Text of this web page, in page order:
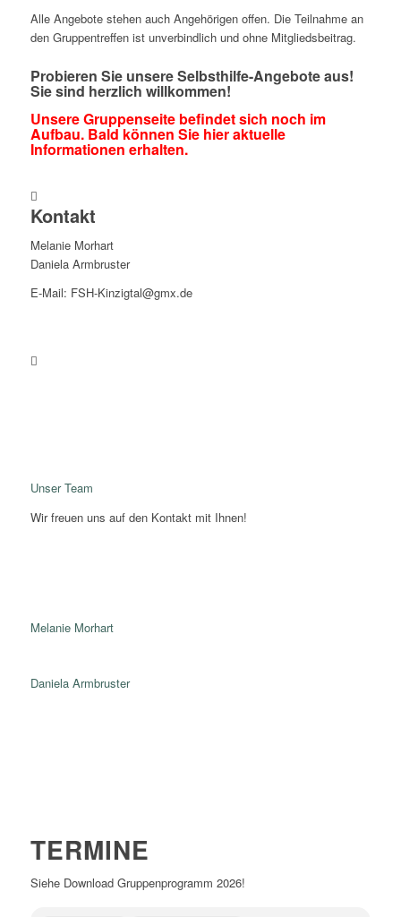
Alle Angebote stehen auch Angehörigen offen. Die Teilnahme an
den Gruppentreffen ist unverbindlich und ohne Mitgliedsbeitrag.
Probieren Sie unsere Selbsthilfe-Angebote aus!
Sie sind herzlich willkommen!
Unsere Gruppenseite befindet sich noch im
Aufbau. Bald können Sie hier aktuelle
Informationen erhalten.
Kontakt
Melanie Morhart
Daniela Armbruster
E-Mail: FSH-Kinzigtal@gmx.de
Unser Team
Wir freuen uns auf den Kontakt mit Ihnen!
Melanie Morhart
Daniela Armbruster
TERMINE
Siehe Download Gruppenprogramm 2026!